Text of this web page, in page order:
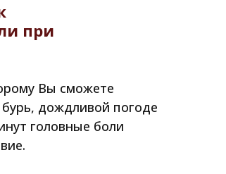
Вы сможете
дождливой погоде
головные боли
при